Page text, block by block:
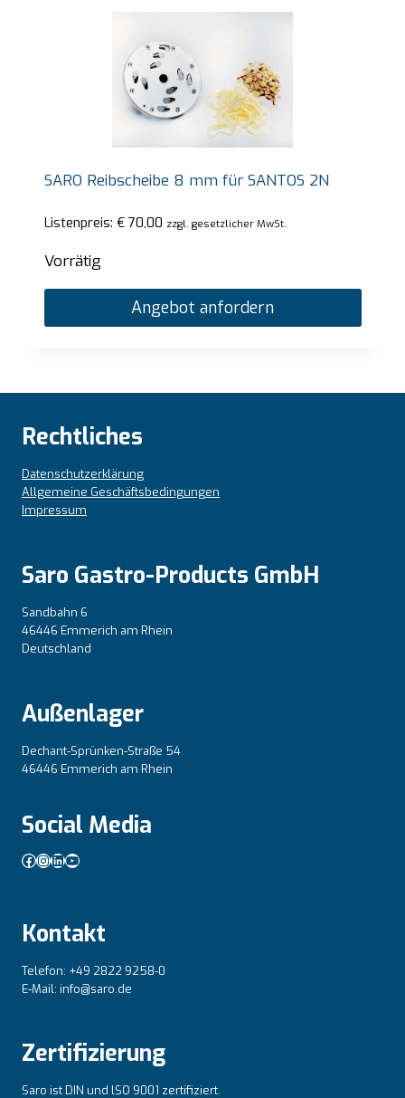
SARO Reibscheibe 8 mm für SANTOS 2N
Listenpreis: €70,00 zzgl. gesetzlicher MwSt.
Vorrätig
Angebot anfordern
Rechtliches
Datenschutzerklärung
Allgemeine Geschäftsbedingungen
Impressum
Saro Gastro-Products GmbH
Sandbahn 6
46446 Emmerich am Rhein
Deutschland
Außenlager
Dechant-Sprünken-Straße 54
46446 Emmerich am Rhein
Social Media
Facebook
Instagram
LinkedIn
YouTube
Kontakt
Telefon: +49 2822 9258-0
E-Mail: info@saro.de
Zertifizierung
Saro ist DIN und lSO 9001 zertifiziert.